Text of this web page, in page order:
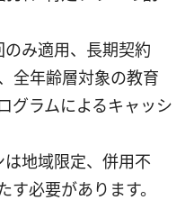
み適用、長期契約
全年齢層対象の教育
グラムによるキャッシ
地域限定、併用不
す必要があります。